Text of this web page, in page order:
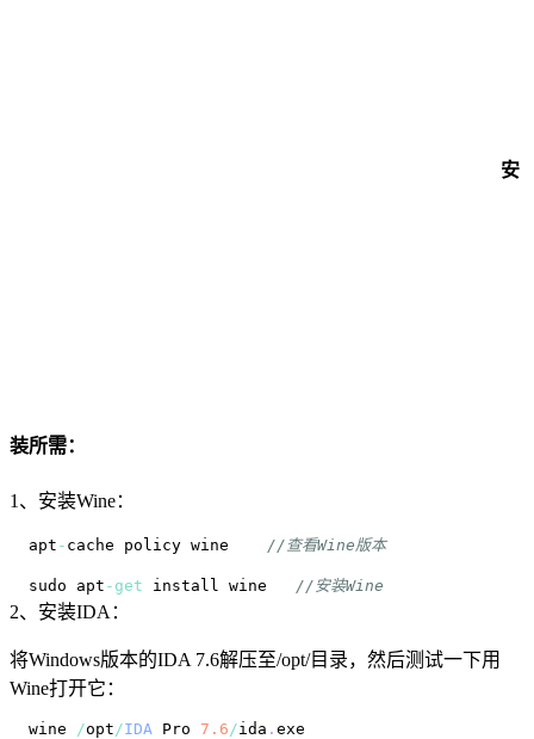
安
装所需：
1、安装Wine：
apt - cache policy wine //查看Wine版本
sudo apt -get install wine //安装Wine
2、安装IDA：
将Windows版本的IDA 7.6解压至/opt/目录，然后测试一下用
Wine打开它：
wine /opt /IDA Pro 7.6 /ida . exe